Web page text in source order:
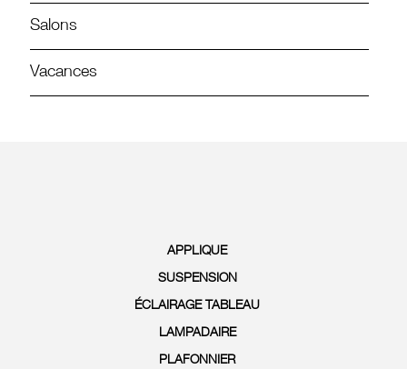
Salons
Vacances
APPLIQUE
SUSPENSION
ÉCLAIRAGE TABLEAU
LAMPADAIRE
PLAFONNIER